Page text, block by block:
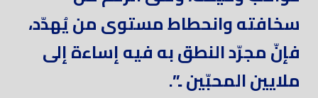
سخافته وانحطاط مستوى من يُهدّد،
فإنّ مجرّد ‏النطق به فيه إساءة إلى
ملايين المحبّين ..”.